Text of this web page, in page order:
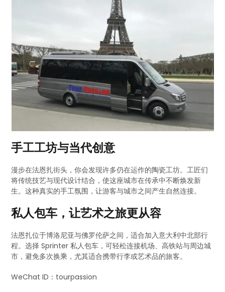
手工工坊与当代创意
漫步在法恩扎街头，你会发现许多仍在运作的陶瓷工坊。工匠们
将传统技艺与现代设计结合，使这座城市在传承中不断焕发新
生。这种真实的手工氛围，让游客与城市之间产生自然连接。
私人包车，让艺术之旅更从容
法恩扎位于博洛尼亚与佛罗伦萨之间，适合加入意大利中北部行
程。选择 Sprinter 私人包车，可轻松连接机场、高铁站与周边城
市，避免多次换乘，尤其适合携带行李或艺术品的旅客。
WeChat ID：tourpassion